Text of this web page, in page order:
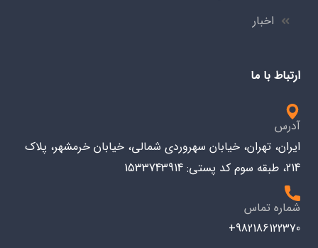
اخبار
ارتباط با ما
آدرس
ایران، تهران، خیابان سهروردی شمالی، خیابان خرمشهر، پلاک
214، طبقه سوم کد پستی: 1533743914
شماره تماس
982186122370+